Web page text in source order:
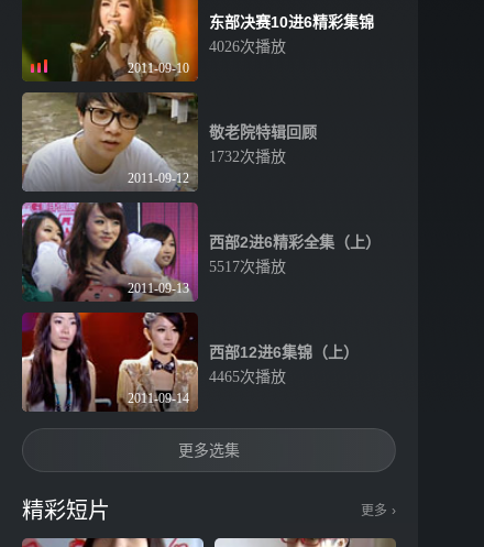
2011-09-10
东部决赛10进6精彩集锦
4026次播放
2011-09-12
敬老院特辑回顾
1732次播放
2011-09-13
西部2进6精彩全集（上）
5517次播放
2011-09-14
西部12进6集锦（上）
4465次播放
更多选集
精彩短片 更多 ›